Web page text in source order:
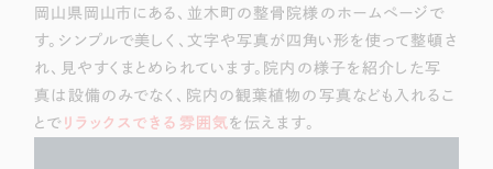
すべて （624件）
コーポレート・企業サイト （278件）
ブランドサイト・サービスサイト
求人・採用サイト
岡山県岡山市にある、並木町の整骨院様のホームページで
す。シンプルで美しく、文字や写真が四角い形を使って整頓さ
れ、見やすくまとめられています。院内の様子を紹介した写
真は設備のみでなく、院内の観葉植物の写真なども入れるこ
とで リラックスできる雰囲気 を伝えます。